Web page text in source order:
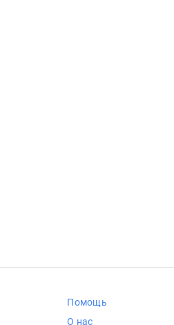
Помощь
О нас